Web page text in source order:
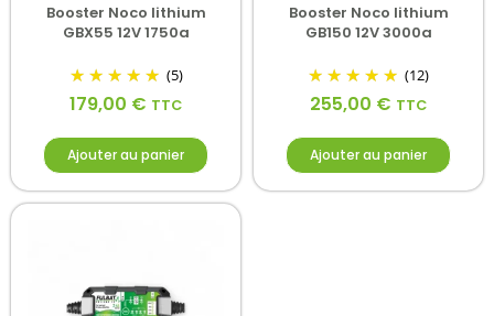
Booster Noco lithium
GBX55 12V 1750a
(5)
179,00 € TTC
Ajouter au panier
Booster Noco lithium
GB150 12V 3000a
(12)
255,00 € TTC
Ajouter au panier